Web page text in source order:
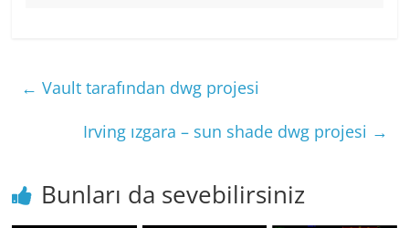
← Vault tarafından dwg projesi
Irving ızgara – sun shade dwg projesi →
Bunları da sevebilirsiniz